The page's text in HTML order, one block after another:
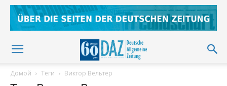
Домой Теги Виктор Вельтер